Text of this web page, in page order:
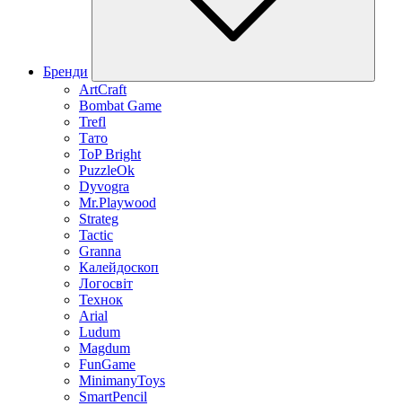
Бренди
ArtCraft
Bombat Game
Trefl
Тато
ToP Bright
PuzzleOk
Dyvogra
Mr.Playwood
Strateg
Tactic
Granna
Калейдоскоп
Логосвіт
Технок
Arial
Ludum
Magdum
FunGame
MinimanyToys
SmartPencil